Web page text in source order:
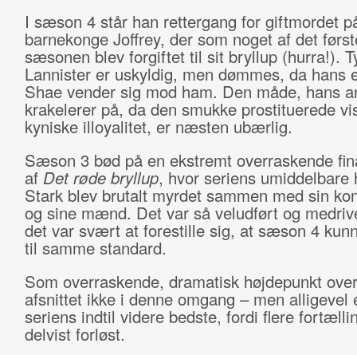
I sæson 4 står han rettergang for giftmordet
barnekonge Joffrey, der som noget af det
sæsonen blev forgiftet til sit bryllup (hurra!).
Lannister er uskyldig, men dømmes, da hans
Shae vender sig mod ham. Den måde, hans
krakelerer på, da den smukke prostituerede
kyniske illoyalitet, er næsten ubærlig.
Sæson 3 bød på en ekstremt overraskende
af Det røde bryllup, hvor seriens umiddelbare
Stark blev brutalt myrdet sammen med sin
og sine mænd. Det var så veludført og
det var svært at forestille sig, at sæson 4
til samme standard.
Som overraskende, dramatisk højdepunkt
afsnittet ikke i denne omgang – men
seriens indtil videre bedste, fordi flere
delvist forløst.